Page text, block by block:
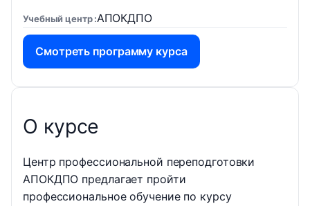
Учебный центр АПОКДПО
Смотреть программу курса
О курсе
Центр профессиональной переподготовки
АПОКДПО предлагает пройти
профессиональное обучение по курсу